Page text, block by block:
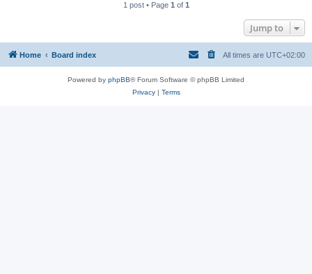
1 post • Page 1 of 1
Jump to
Home Board index All times are UTC+02:00
Powered by phpBB® Forum Software © phpBB Limited
Privacy| Terms